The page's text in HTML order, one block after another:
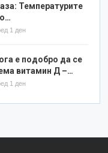
Температурите
1 ден
е подобро да се
витамин Д –…
1 ден